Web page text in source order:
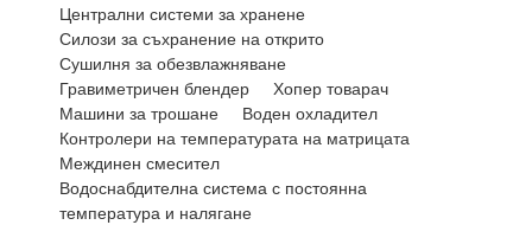
Централни системи за хранене
Силози за съхранение на открито
Сушилня за обезвлажняване
Гравиметричен блендер
Хопер товарач
Машини за трошане
Воден охладител
Контролери на температурата на матрицата
Междинен смесител
Водоснабдителна система с постоянна
температура и налягане